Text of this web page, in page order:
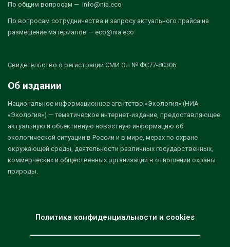
По общим вопросам — info@nia.eco
По вопросам сотрудничества и запросу актуального прайса на
размещение материалов — eco@nia.eco
Свидетельство о регистрации СМИ Эл № ФС77-80306
Об издании
Национальное информационное агентство «Экология» (НИА
«Экология») — тематическое интернет-издание, предоставляющее
актуальную и объективную новостную информацию об
экологической ситуации в России и в мире, мерах по охране
окружающей среды, деятельности различных государственных,
коммерческих и общественных организаций в отношении охраны
природы.
Политика конфиденциальности и cookies